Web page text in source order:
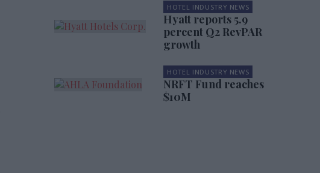
HOTEL INDUSTRY NEWS
Hyatt reports 5.9
percent Q2 RevPAR
growth
HOTEL INDUSTRY NEWS
NRFT Fund reaches
$10M